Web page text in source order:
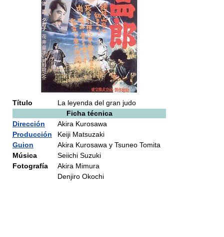
Título
La leyenda del gran judo
Ficha técnica
Dirección
Akira Kurosawa
Producción
Keiji Matsuzaki
Guion
Akira Kurosawa y Tsuneo Tomita
Música
Seiichi Suzuki
Fotografía
Akira Mimura
Denjiro Okochi